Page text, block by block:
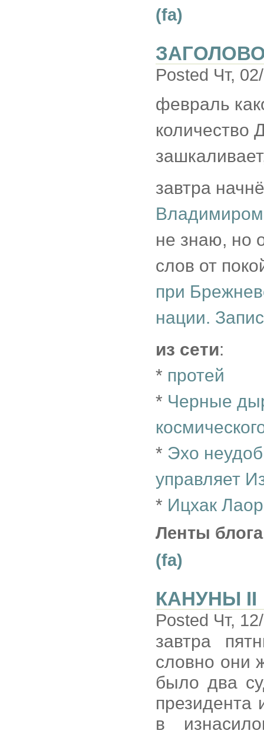
(fa)
Posted Чт,
февраль
количество
завтра
не знаю, но
слов от
при
нации.
из сети:
* протей
* Черные
* Эхо
управляет
* Ицхак
Ленты
(fa)
КАНУНЫ II
Posted Чт,
завтра
словно они
было два
президента
в